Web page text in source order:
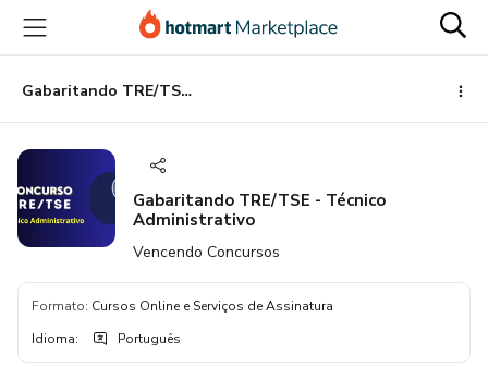
para
conteúdo
principal
para
pagamento
para
rodapé
Gabaritando TRE/TSE - Técnico Administrativo
Gabaritando TRE/TSE - Técnico
Administrativo
Vencendo Concursos
Formato: Cursos Online e Serviços de Assinatura
Idioma: Português